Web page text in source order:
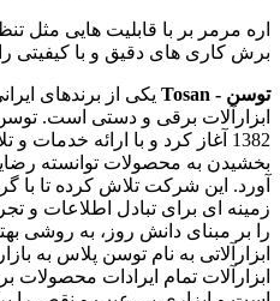
اره مرمر بر با قابلیت هایی مثل
برش ‌کاری های دقیق و با کیفیتی را
توسن - Tosan
یکی از برندهای
1382 آغاز کرد و با ارائه
بخشیدن به محصولات توانسته
آورد. این شرکت تلاش کرده تا با
زمینه ای برای تبادل اطلاعات و
را بر مبنای دانش روز، به روشی
ابزارآلاتی به نام توسن پلاس به
ابزارآلات تمام ایرادات